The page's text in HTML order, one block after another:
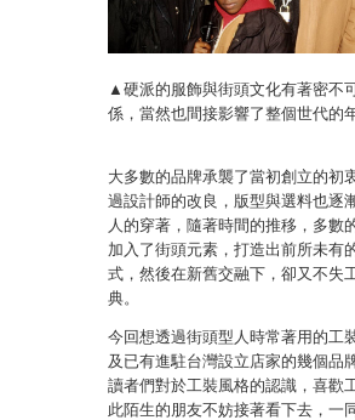
▲硬派的服飾與街頭文化有著密不
係，當然也間接影響了整個世代的
大多數的品牌承襲了當初創立的初
過設計師的改良，版型與選料也逐
人的穿著，隨著時間的推移，多數
加入了街頭元素，打造出前所未有
式，然後在新舊交融下，卻又不失
典。
今回想透過街頭型人時常著用的工
及已有進駐台灣設立店家的幾個品
讀者們對於工裝風格的認識，喜歡
此陌生的朋友不妨接著看下去，一